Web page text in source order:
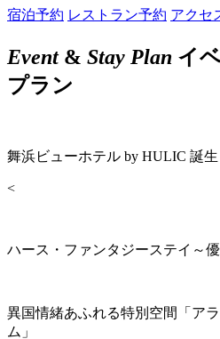
宿泊予約 レストラン予約 アクセ
Event& Stay Plan イ
プラン
舞浜ビューホテル by HULIC 誕
<
ハース・ファンタジーステイ～
異国情緒あふれる特別空間「ア
ム」